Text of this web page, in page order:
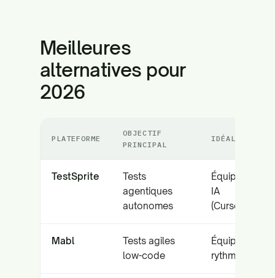
Meilleures
alternatives pour
2026
PLATEFORME
OBJECTIF
PRINCIPAL
IDÉAL POUR
TestSprite
Tests
agentiques
autonomes
Équipes
IA
(Cursor/
Mabl
Tests agiles
low-code
Équipes SaaS
rythme